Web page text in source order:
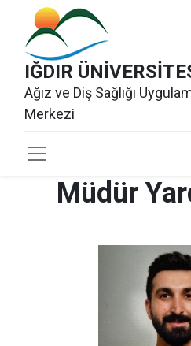
IĞDIR
Ağız ve Diş Sağlığı
Merkezi​
Müdür